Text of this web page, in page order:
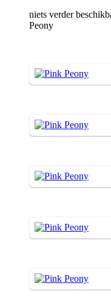
niets verder
Peony